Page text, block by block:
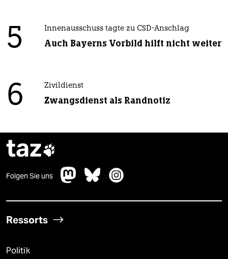
5 Innenausschuss tagte zu CSD-Anschlag
Auch Bayerns Vorbild hilft nicht weiter
6 Zivildienst
Zwangsdienst als Randnotiz
taz
Folgen Sie uns
Ressorts
Politik